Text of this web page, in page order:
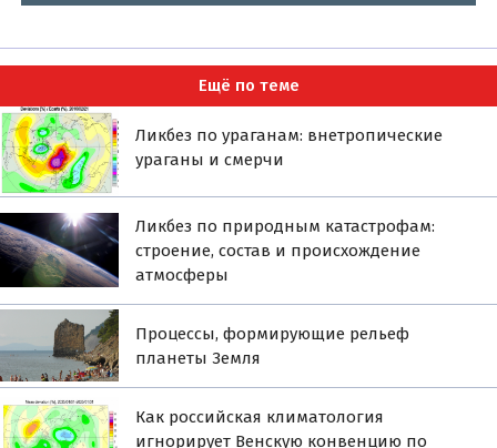
Ещё по теме
Ликбез по ураганам: внетропические
ураганы и смерчи
Ликбез по природным катастрофам:
строение, состав и происхождение
атмосферы
Процессы, формирующие рельеф
планеты Земля
Как российская климатология
игнорирует Венскую конвенцию по